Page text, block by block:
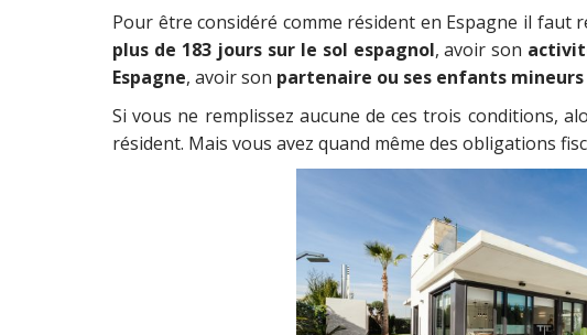
Pour être considéré comme résident en Espagne il faut
plus de 183 jours sur le sol espagnol, avoir son
Espagne, avoir son partenaire ou ses enfants mineurs
Si vous ne remplissez aucune de ces trois conditions,
résident. Mais vous avez quand même des obligations